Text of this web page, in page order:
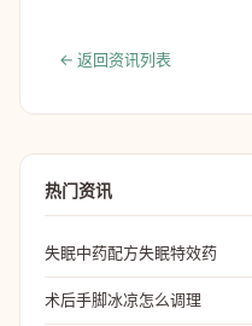
← 返回资讯列表
热门资讯
失眠中药配方失眠特效药
术后手脚冰凉怎么调理